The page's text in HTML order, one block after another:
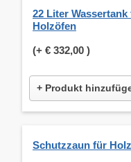
22 Liter Wassertank
Holzöfen
(+ € 332,00 )
+ Produkt
Schutzzaun für